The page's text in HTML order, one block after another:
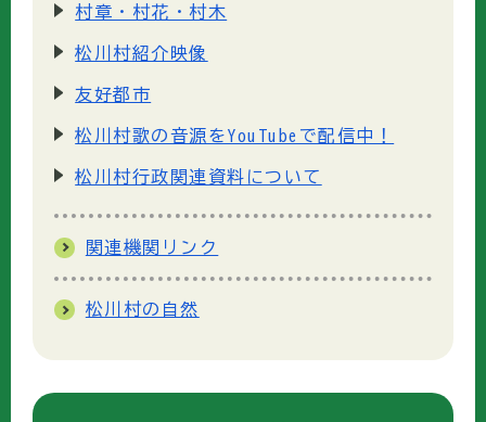
村章・村花・村木
松川村紹介映像
友好都市
松川村歌の音源をYouTubeで配信中！
松川村行政関連資料について
関連機関リンク
松川村の自然